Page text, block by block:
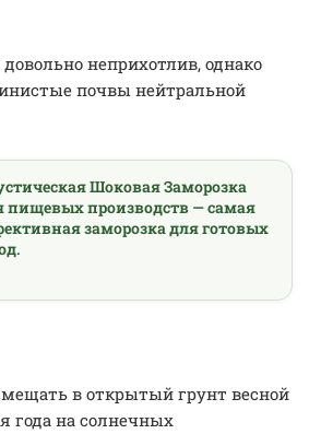
неприхотлив, однако
почвы нейтральной
Шоковая Заморозка
пищевых производств — самая
заморозка для готовых
в открытый грунт весной
года на солнечных